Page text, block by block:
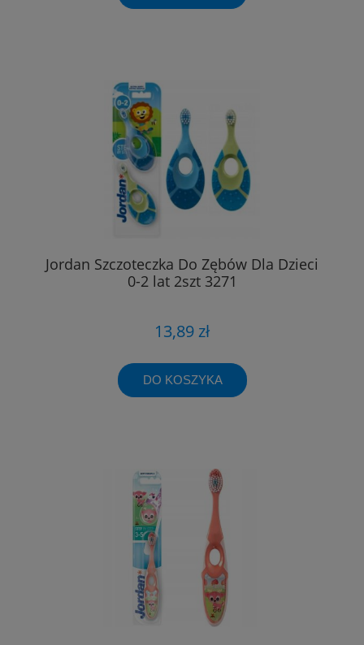
Jordan Szczoteczka Do Zębów Dla Dzieci
0-2 lat 2szt 3271
13,89 zł
DO KOSZYKA